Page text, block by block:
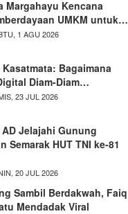
Margahayu Kencana
UMKM untuk…
1 AGU 2026
Bagaimana
Diam-Diam…
23 JUL 2026
AD Jelajahi Gunung
Semarak HUT TNI ke-81
20 JUL 2026
Sambil Berdakwah, Faiq
Mendadak Viral